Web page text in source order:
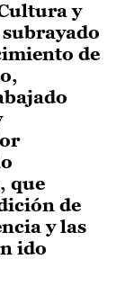
y
de
que
de
y las
ido